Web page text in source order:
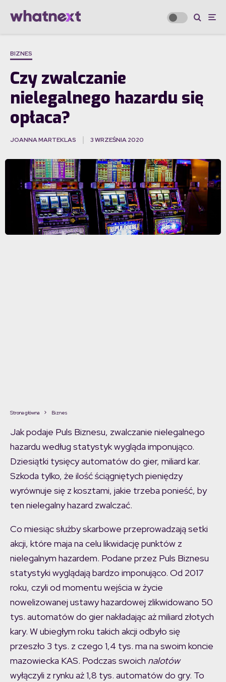
BIZNES
Czy zwalczanie
nielegalnego hazardu się
opłaca?
JOANNA MARTEKLAS 3 WRZEŚNIA 2020
Strona główna Biznes
Jak podaje Puls Biznesu, zwalczanie nielegalnego
hazardu według statystyk wygląda imponująco.
Dziesiątki tysięcy automatów do gier, miliard kar.
Szkoda tylko, że ilość ściągniętych pieniędzy
wyrównuje się z kosztami, jakie trzeba ponieść, by
ten nielegalny hazard zwalczać.
Co miesiąc służby skarbowe przeprowadzają setki
akcji, które maja na celu likwidację punktów z
nielegalnym hazardem. Podane przez Puls Biznesu
statystyki wyglądają bardzo imponująco. Od 2017
roku, czyli od momentu wejścia w życie
nowelizowanej ustawy hazardowej zlikwidowano 50
tys. automatów do gier nakładając aż miliard złotych
kary. W ubiegłym roku takich akcji odbyło się
przeszło 3 tys. z czego 1,4 tys. ma na swoim koncie
mazowiecka KAS. Podczas swoich nalotów
wyłączyli z rynku aż 1,8 tys. automatów do gry. To